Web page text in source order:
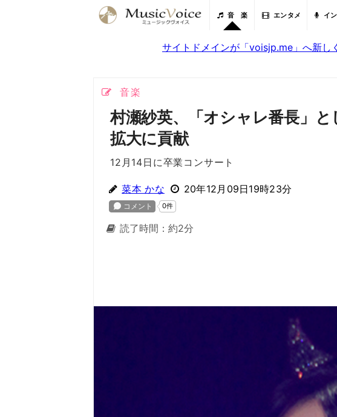
音 楽 エンタメ イ
サイトドメインが「voisjp.me」へ新し
音楽
村瀬紗英、「オシャレ番長」
拡大に貢献
12月14日に卒業コンサート
菜本 かな 20年12月09日19時23分
読了時間：約2分